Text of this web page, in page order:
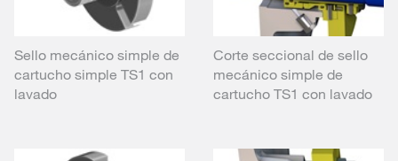
Sello mecánico simple de
cartucho simple TS1 con
lavado
Corte seccional de sello
mecánico simple de
cartucho TS1 con lavado